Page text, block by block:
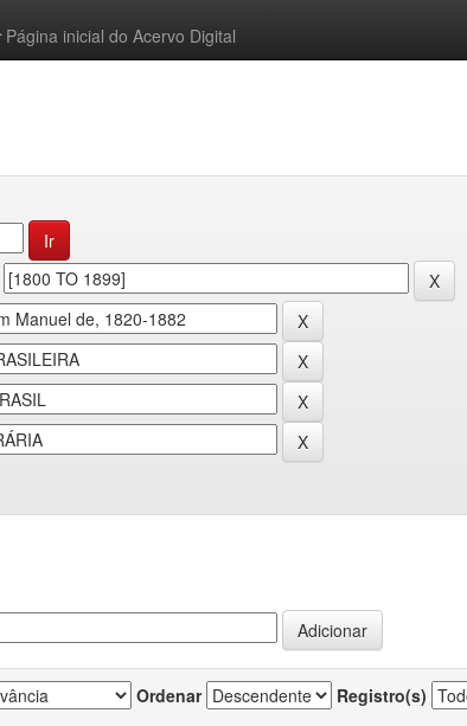
Página inicial do Acervo Digital
Ordenar Registro(s)